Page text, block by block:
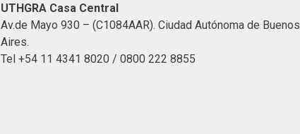
UTHGRA Casa Central
Av.de Mayo 930 – (C1084AAR). Ciudad Autónoma de Buenos
Aires.
Tel +54 11 4341 8020 / 0800 222 8855